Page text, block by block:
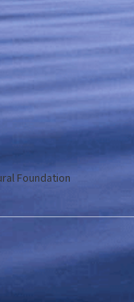
Foundation